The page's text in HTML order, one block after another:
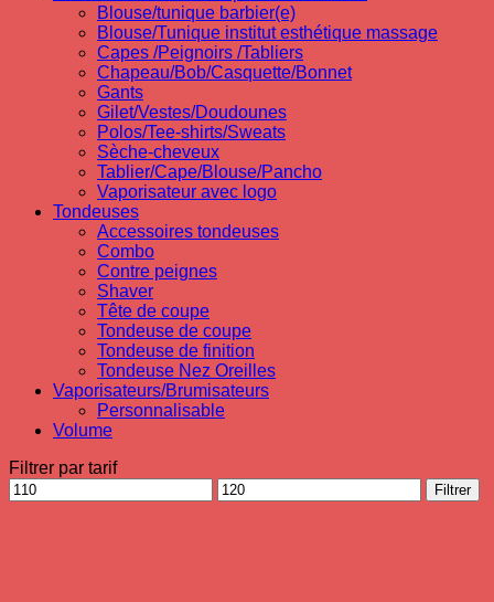
Blouse/tunique barbier(e)
Blouse/Tunique institut esthétique massage
Capes /Peignoirs /Tabliers
Chapeau/Bob/Casquette/Bonnet
Gants
Gilet/Vestes/Doudounes
Polos/Tee-shirts/Sweats
Sèche-cheveux
Tablier/Cape/Blouse/Pancho
Vaporisateur avec logo
Tondeuses
Accessoires tondeuses
Combo
Contre peignes
Shaver
Tête de coupe
Tondeuse de coupe
Tondeuse de finition
Tondeuse Nez Oreilles
Vaporisateurs/Brumisateurs
Personnalisable
Volume
Filtrer par tarif
Prix
min
Prix
max
Filtrer